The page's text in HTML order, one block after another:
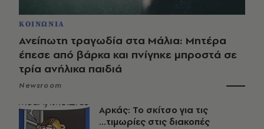
ΚΟΙΝΩΝΙΑ
Ανείπωτη τραγωδία στα Μάλια: Μητέρα
έπεσε από βάρκα και πνίγηκε μπροστά σε
τρία ανήλικα παιδιά
Newsroom
Αρκάς: Το σκίτσο για τις
...τιμωρίες στις διακοπές